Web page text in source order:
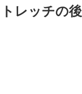
レッチの